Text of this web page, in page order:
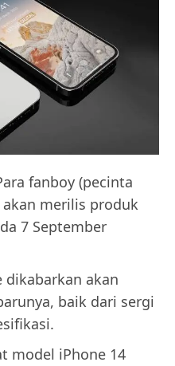
fanboy (pecinta
merilis produk
7 September
dikabarkan akan
baik dari sergi
model iPhone 14